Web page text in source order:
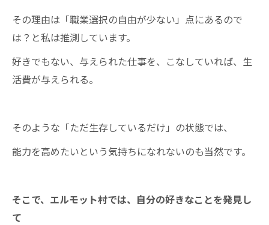
その理由は「職業選択の自由が少ない」点にあるので
は？と私は推測しています。
好きでもない、与えられた仕事を、こなしていれば、生
活費が与えられる。
そのような「ただ生存しているだけ」の状態では、
能力を高めたいという気持ちになれないのも当然です。
そこで、エルモット村では、自分の好きなことを発見し
て